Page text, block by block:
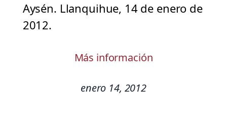
Aysén. Llanquihue, 14 de enero de
2012.
Más información
enero 14, 2012